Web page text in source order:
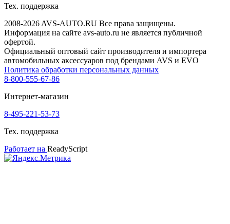
Тех. поддержка
2008-2026 AVS-AUTO.RU Все права защищены.
Информация на сайте avs-auto.ru не является публичной
офертой.
Официальный оптовый сайт производителя и импортера
автомобильных аксессуаров под брендами AVS и EVO
Политика обработки персональных данных
8-800-555-67-86
Интернет-магазин
8-495-221-53-73
Тех. поддержка
Работает на ReadyScript